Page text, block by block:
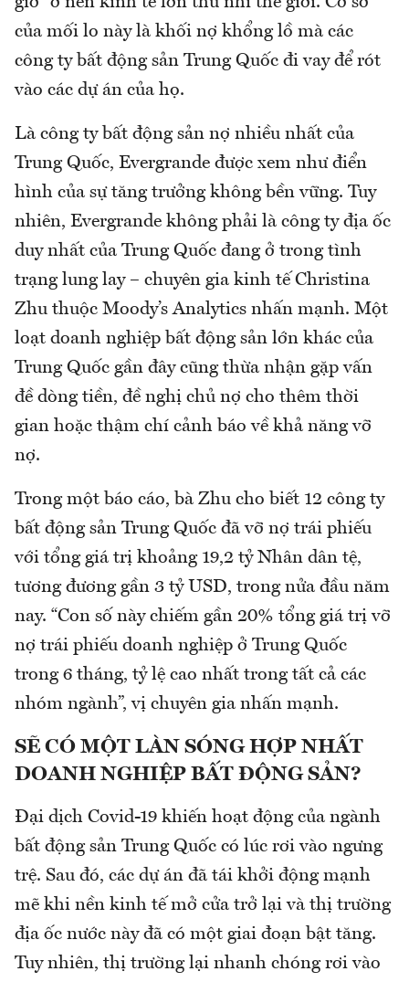
của mối lo này là khối nợ khổng lồ mà các
công ty bất động sản Trung Quốc đi vay để rót
vào các dự án của họ.
Là công ty bất động sản nợ nhiều nhất của
Trung Quốc, Evergrande được xem như điển
hình của sự tăng trưởng không bền vững. Tuy
nhiên, Evergrande không phải là công ty địa ốc
duy nhất của Trung Quốc đang ở trong tình
trạng lung lay – chuyên gia kinh tế Christina
Zhu thuộc Moody’s Analytics nhấn mạnh. Một
loạt doanh nghiệp bất động sản lớn khác của
Trung Quốc gần đây cũng thừa nhận gặp vấn
đề dòng tiền, đề nghị chủ nợ cho thêm thời
gian hoặc thậm chí cảnh báo về khả năng vỡ
nợ.
Trong một báo cáo, bà Zhu cho biết 12 công ty
bất động sản Trung Quốc đã vỡ nợ trái phiếu
với tổng giá trị khoảng 19,2 tỷ Nhân dân tệ,
tương đương gần 3 tỷ USD, trong nửa đầu năm
nay. “Con số này chiếm gần 20% tổng giá trị vỡ
nợ trái phiếu doanh nghiệp ở Trung Quốc
trong 6 tháng, tỷ lệ cao nhất trong tất cả các
nhóm ngành”, vị chuyên gia nhấn mạnh.
SẼ CÓ MỘT LÀN SÓNG HỢP NHẤT
DOANH NGHIỆP BẤT ĐỘNG SẢN?
Đại dịch Covid-19 khiến hoạt động của ngành
bất động sản Trung Quốc có lúc rơi vào ngưng
trệ. Sau đó, các dự án đã tái khởi động mạnh
mẽ khi nền kinh tế mở cửa trở lại và thị trường
địa ốc nước này đã có một giai đoạn bật tăng.
Tuy nhiên, thị trường lại nhanh chóng rơi vào